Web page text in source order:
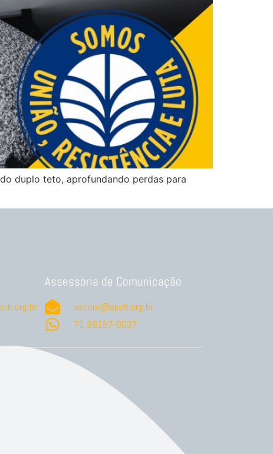
duplo teto, aprofundando perdas para
Assessoria de Comunicação
ascom@apub.org.br
71.99157-0037